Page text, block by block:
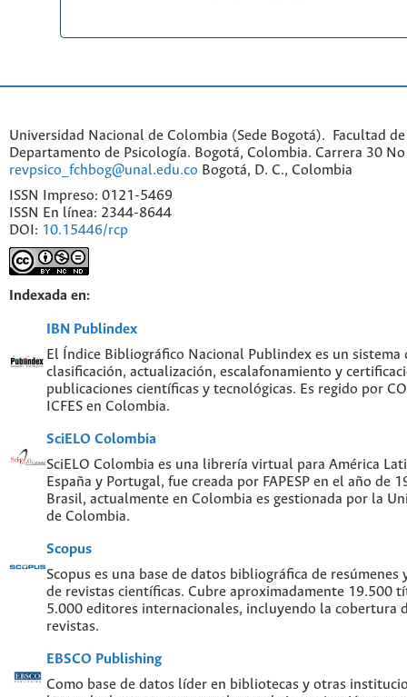
Universidad Nacional de Colombia (Sede Bogotá). Facultad de
Departamento de Psicología. Bogotá, Colombia. Carrera 30
revpsico_fchbog@unal.edu.co Bogotá, D. C., Colombia
ISSN Impreso: 0121-5469
ISSN En línea: 2344-8644
DOI: 10.15446/rcp
Indexada en:
IBN Publindex
El Índice Bibliográfico Nacional Publindex es un
clasificación, actualización, escalafonamiento y
publicaciones científicas y tecnológicas. Es regido por
ICFES en Colombia.
SciELO Colombia
SciELO Colombia es una librería virtual para América
España y Portugal, fue creada por FAPESP en el año de
Brasil, actualmente en Colombia es gestionada por la
de Colombia.
Scopus
Scopus es una base de datos bibliográfica de
de revistas científicas. Cubre aproximadamente 19.500
5.000 editores internacionales, incluyendo la cobertura
revistas.
EBSCO Publishing
Como base de datos líder en bibliotecas y otras